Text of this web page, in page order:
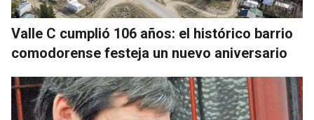
Valle C cumplió 106 años: el histórico barrio
comodorense festeja un nuevo aniversario